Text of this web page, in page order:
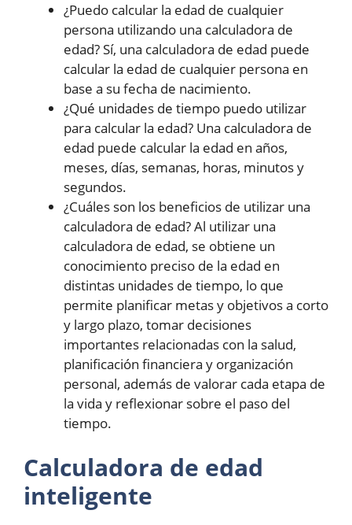
¿Puedo calcular la edad de cualquier
persona utilizando una calculadora de
edad? Sí, una calculadora de edad puede
calcular la edad de cualquier persona en
base a su fecha de nacimiento.
¿Qué unidades de tiempo puedo utilizar
para calcular la edad? Una calculadora de
edad puede calcular la edad en años,
meses, días, semanas, horas, minutos y
segundos.
¿Cuáles son los beneficios de utilizar una
calculadora de edad? Al utilizar una
calculadora de edad, se obtiene un
conocimiento preciso de la edad en
distintas unidades de tiempo, lo que
permite planificar metas y objetivos a corto
y largo plazo, tomar decisiones
importantes relacionadas con la salud,
planificación financiera y organización
personal, además de valorar cada etapa de
la vida y reflexionar sobre el paso del
tiempo.
Calculadora de edad
inteligente